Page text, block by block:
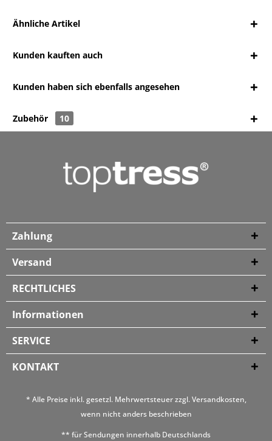
Ähnliche Artikel
Kunden kauften auch
Kunden haben sich ebenfalls angesehen
Zubehör 10
Zahlung
Versand
RECHTLICHES
Informationen
SERVICE
KONTAKT
* Alle Preise inkl. gesetzl. Mehrwertsteuer zzgl.Versandkosten,
wenn nicht anders beschrieben
** für Sendungen innerhalb Deutschlands